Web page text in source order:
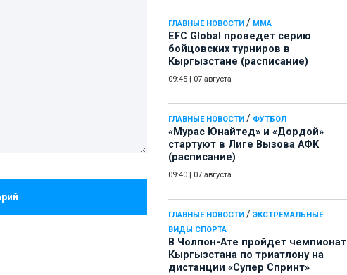
ГЛАВНЫЕ НОВОСТИ / ММА
EFC Global проведет серию
бойцовских турниров в
Кыргызстане (расписание)
09:45 07 августа
ГЛАВНЫЕ НОВОСТИ / ФУТБОЛ
«Мурас Юнайтед» и «Дордой»
стартуют в Лиге Вызова АФК
(расписание)
09:40 07 августа
ГЛАВНЫЕ НОВОСТИ / ЭКСТРЕМАЛЬНЫЕ
ВИДЫ СПОРТА
В Чолпон-Ате пройдет чемпионат
Кыргызстана по триатлону на
дистанции «Супер Спринт»